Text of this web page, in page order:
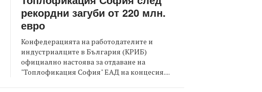
рекордни загуби от 220 млн.
евро
Конфедерацията на работодателите и
индустриалците в България (КРИБ)
официално настоява за отдаване на
"Топлофикация София" ЕАД на концесия....